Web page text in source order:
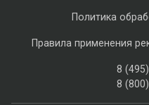
Политика
Правила применения
8
8